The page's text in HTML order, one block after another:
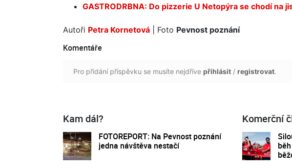
GASTRODRBNA: Do pizzerie U Netopýra se chodí na
Autoři Petra Kornetová | Foto Pevnost poznání
Komentáře
Pro přidání příspěvku se musíte nejdříve přihlásit / registrovat.
Kam dál?
FOTOREPORT: Na Pevnost poznání
jedna návštěva nestačí
Komerční